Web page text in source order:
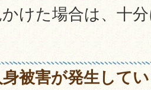
けた場合は、十
被害が発生して